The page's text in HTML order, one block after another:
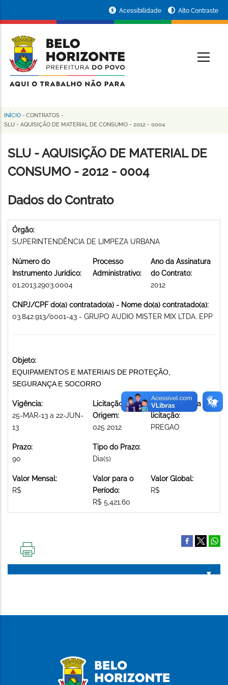
conteúdo
principal
da
Prefeitura
de
Horizonte
Acessibilidade Alto Contraste
Trilha
navegação
INÍCIO - CONTRATOS -
SLU - AQUISIÇÃO DE MATERIAL DE CONSUMO - 2012 - 0004
SLU - AQUISIÇÃO DE MATERIAL DE
CONSUMO - 2012 - 0004
Dados do Contrato
Órgão:
SUPERINTENDÊNCIA DE LIMPEZA URBANA
Número do
Instrumento Jurídico:
01.2013.2903.0004
Processo
Administrativo:
Ano da Assinatura
do Contrato:
2012
CNPJ/CPF do(a) contratado(a) - Nome do(a) contratado(a):
03.842.913/0001-43 - GRUPO AUDIO MISTER MIX LTDA. EPP
Objeto:
EQUIPAMENTOS E MATERIAIS DE PROTEÇÃO,
SEGURANÇA E SOCORRO
Vigência:
25-MAR-13 a 22-JUN-
13
Licitação de
Origem:
025 2012
Modalidade da
licitação:
PREGAO
Prazo:
90
Tipo do Prazo:
Dia(s)
Valor Mensal:
R$
Valor para o
Período:
R$ 5,421.60
Valor Global:
R$
PÁGINA